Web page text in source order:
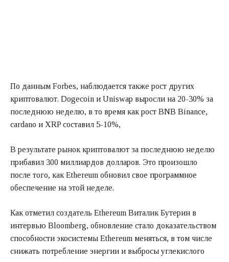
По данным Forbes, наблюдается также рост других
криптовалют. Dogecoin и Uniswap выросли на 20-30% за
последнюю неделю, в то время как рост BNB Binance,
cardano и XRP составил 5-10%,
В результате рынок криптовалют за последнюю неделю
прибавил 300 миллиардов долларов. Это произошло
после того, как Ethereum обновил свое программное
обеспечение на этой неделе.
Как отметил создатель Ethereum Виталик Бутерин в
интервью Bloomberg, обновление стало доказательством
способности экосистемы Ethereum меняться, в том числе
снижать потребление энергии и выбросы углекислого